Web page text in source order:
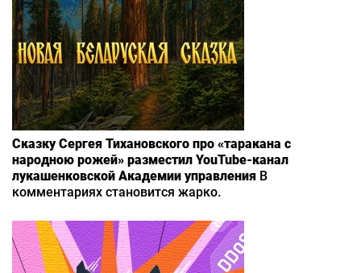
Сказку Сергея Тихановского про «таракана с
народною рожей» разместил YouTube-канал
лукашенковской Академии управления В
комментариях становится жарко.